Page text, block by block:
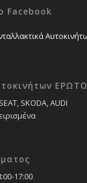
Facebook
SKODA, AUDI
17:00